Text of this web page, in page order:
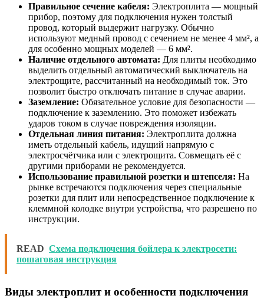
Правильное сечение кабеля: Электроплита — мощный
прибор, поэтому для подключения нужен толстый
провод, который выдержит нагрузку. Обычно
используют медный провод с сечением не менее 4 мм², а
для особенно мощных моделей — 6 мм².
Наличие отдельного автомата: Для плиты необходимо
выделить отдельный автоматический выключатель на
электрощите, рассчитанный на необходимый ток. Это
позволит быстро отключать питание в случае аварии.
Заземление: Обязательное условие для безопасности —
подключение к заземлению. Это поможет избежать
ударов током в случае повреждения изоляции.
Отдельная линия питания: Электроплита должна
иметь отдельный кабель, идущий напрямую с
электросчётчика или с электрощита. Совмещать её с
другими приборами не рекомендуется.
Использование правильной розетки и штепселя: На
рынке встречаются подключения через специальные
розетки для плит или непосредственное подключение к
клеммной колодке внутри устройства, что разрешено по
инструкции.
READ Схема подключения бойлера к электросети:
пошаговая инструкция
Виды электроплит и особенности подключения